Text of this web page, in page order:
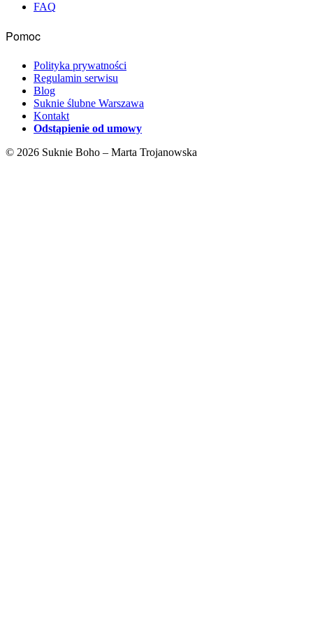
FAQ
Pomoc
Polityka prywatności
Regulamin serwisu
Blog
Suknie ślubne Warszawa
Kontakt
Odstąpienie od umowy
© 2026 Suknie Boho – Marta Trojanowska